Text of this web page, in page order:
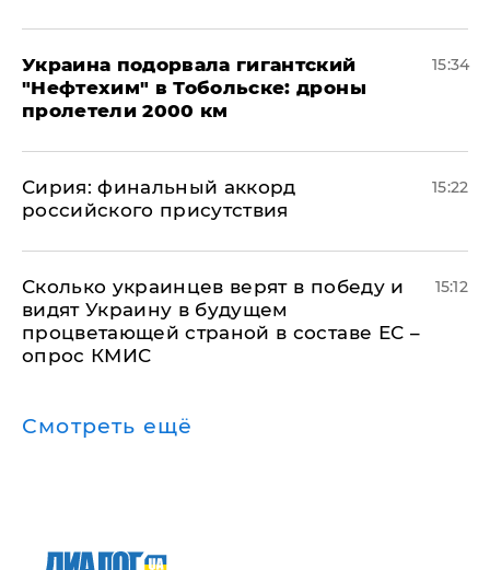
Украина подорвала гигантский
"Нефтехим" в Тобольске: дроны
пролетели 2000 км
15:34
​Сирия: финальный аккорд
российского присутствия
15:22
Сколько украинцев верят в победу и
видят Украину в будущем
процветающей страной в составе ЕС –
опрос КМИС
15:12
Смотреть ещё